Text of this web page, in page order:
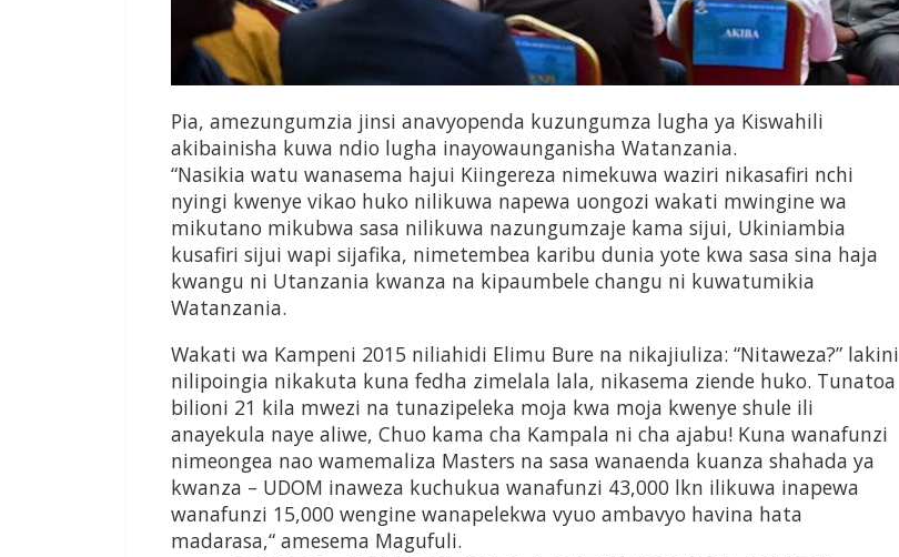
Pia, amezungumzia jinsi anavyopenda kuzungumza lugha ya Kiswahili
akibainisha kuwa ndio lugha inayowaunganisha Watanzania.
“Nasikia watu wanasema hajui Kiingereza nimekuwa waziri nikasafiri nchi
nyingi kwenye vikao huko nilikuwa napewa uongozi wakati mwingine wa
mikutano mikubwa sasa nilikuwa nazungumzaje kama sijui, Ukiniambia
kusafiri sijui wapi sijafika, nimetembea karibu dunia yote kwa sasa sina haja
kwangu ni Utanzania kwanza na kipaumbele changu ni kuwatumikia
Watanzania.
Wakati wa Kampeni 2015 niliahidi Elimu Bure na nikajiuliza: “Nitaweza?” lakini
nilipoingia nikakuta kuna fedha zimelala lala, nikasema ziende huko. Tunatoa
bilioni 21 kila mwezi na tunazipeleka moja kwa moja kwenye shule ili
anayekula naye aliwe, Chuo kama cha Kampala ni cha ajabu! Kuna wanafunzi
nimeongea nao wamemaliza Masters na sasa wanaenda kuanza shahada ya
kwanza – UDOM inaweza kuchukua wanafunzi 43,000 lkn ilikuwa inapewa
wanafunzi 15,000 wengine wanapelekwa vyuo ambavyo havina hata
madarasa,“ amesema Magufuli.